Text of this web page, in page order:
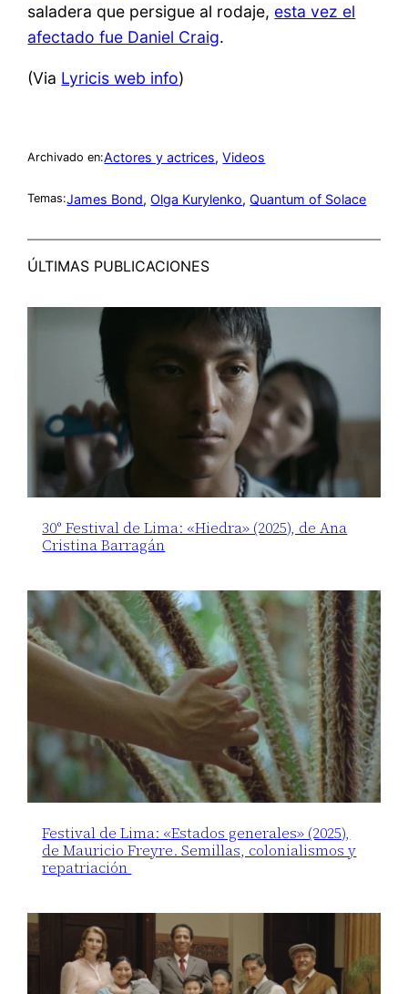
saladera que persigue al rodaje, esta vez el
afectado fue Daniel Craig.
(Via Lyricis web info)
Archivado en:Actores y actrices, Videos
Temas:James Bond, Olga Kurylenko, Quantum of Solace
ÚLTIMAS PUBLICACIONES
30° Festival de Lima: «Hiedra» (2025), de Ana
Cristina Barragán
Festival de Lima: «Estados generales» (2025),
de Mauricio Freyre. Semillas, colonialismos y
repatriación